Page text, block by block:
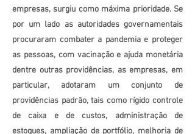
empresas, surgiu como máxima prioridade. Se
por um lado as autoridades governamentais
procuraram combater a pandemia e proteger
as pessoas, com vacinação e ajuda monetária
dentre outras providências, as empresas, em
particular, adotaram um conjunto de
providências padrão, tais como rígido controle
de caixa e de custos, administração de
estoques, ampliação de portfólio, melhoria de